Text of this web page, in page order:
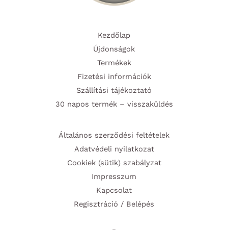
Kezdőlap
Újdonságok
Termékek
Fizetési információk
Szállítási tájékoztató
30 napos termék – visszaküldés
Általános szerződési feltételek
Adatvédeli nyilatkozat
Cookiek (sütik) szabályzat
Impresszum
Kapcsolat
Regisztráció / Belépés